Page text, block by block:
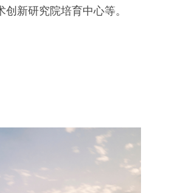
新研究院培育中心等。